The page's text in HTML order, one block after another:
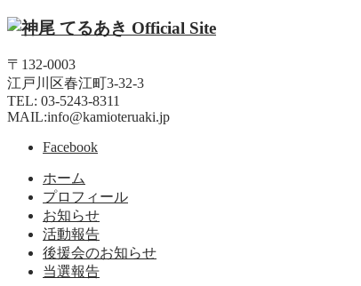
〒132-0003
江戸川区春江町3-32-3
TEL: 03-5243-8311
MAIL:info@kamioteruaki.jp
Facebook
ホーム
プロフィール
お知らせ
活動報告
後援会のお知らせ
当選報告